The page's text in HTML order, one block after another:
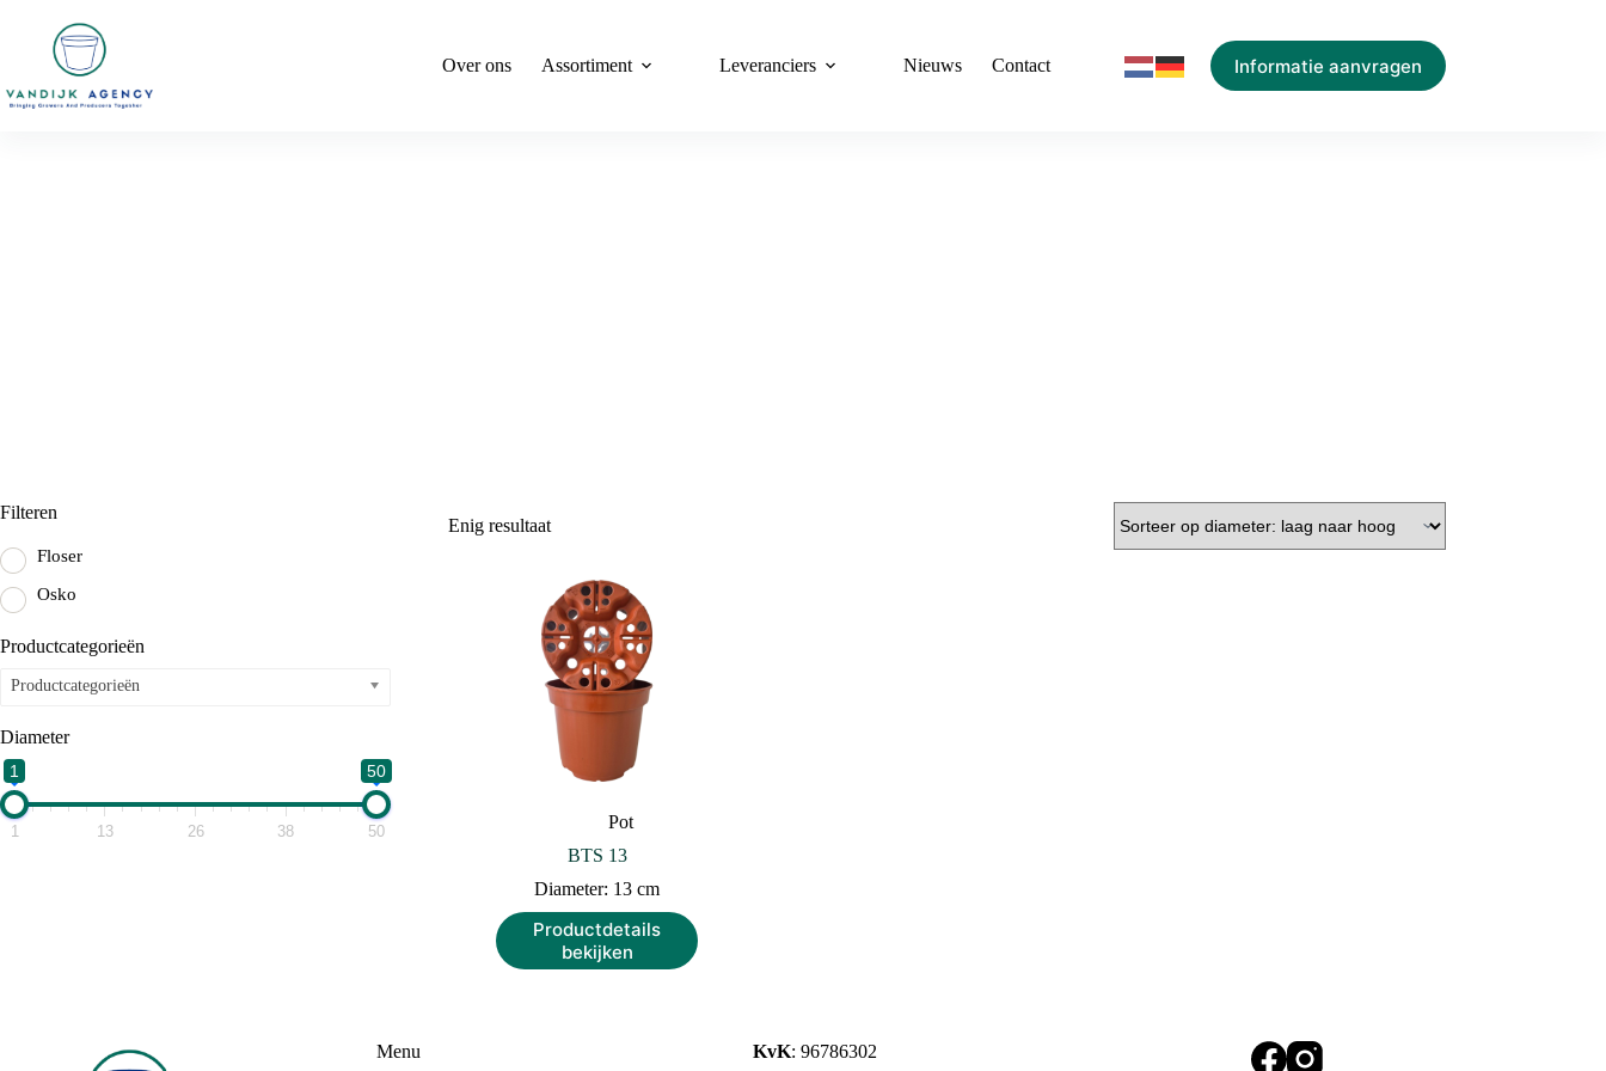
Over ons Assortiment Leveranciers Nieuws Contact Informatie aanvragen
Enig resultaat
Pot
BTS 13
Diameter: 13 cm
Productdetails
bekijken
Filteren
Floser
Osko
Productcategorieën
Productcategorieën
Diameter
1 50
1 13 26 38 50
Menu KvK: 96786302